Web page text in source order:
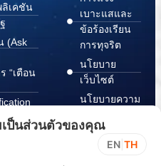
ลิเคชัน
(Ask
“เตือน
เบาะแสและ
ข้อร้องเรียน
การทุจริต
นโยบาย
เว็บไซต์
นโยบายความ
ปลอดภัย
สารสนเทศ
ป็นส่วนตัวของคุณ
EN TH